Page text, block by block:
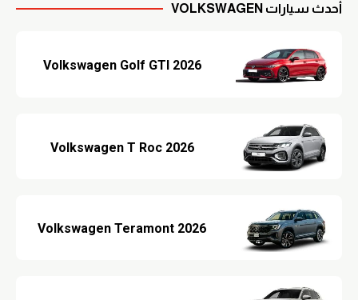
أحدث سيارات VOLKSWAGEN
Volkswagen Golf GTI 2026
Volkswagen T Roc 2026
Volkswagen Teramont 2026